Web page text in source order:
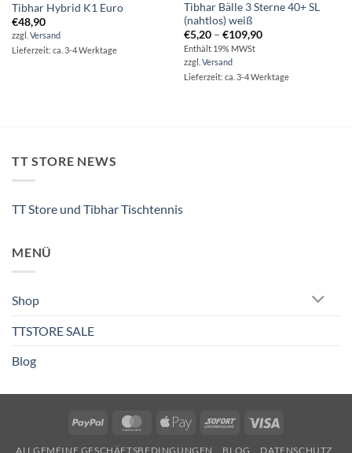
Tibhar Hybrid K1 Euro
€48,90
zzgl. Versand
Lieferzeit: ca. 3-4 Werktage
Tibhar Bälle 3 Sterne 40+ SL
(nahtlos) weiß
€5,20 – €109,90Preisspanne:
Enthält 19% MWSt
zzgl. Versand
Lieferzeit: ca. 3-4 Werktage
TT STORE NEWS
TT Store und Tibhar Tischtennis
MENÜ
Shop
TTSTORE SALE
Blog
PayPal MasterCardApple
Sofort
ALLGEMEINE GESCHÄFTSBEDINGUNGEN BLOG DATENSCHUTZ